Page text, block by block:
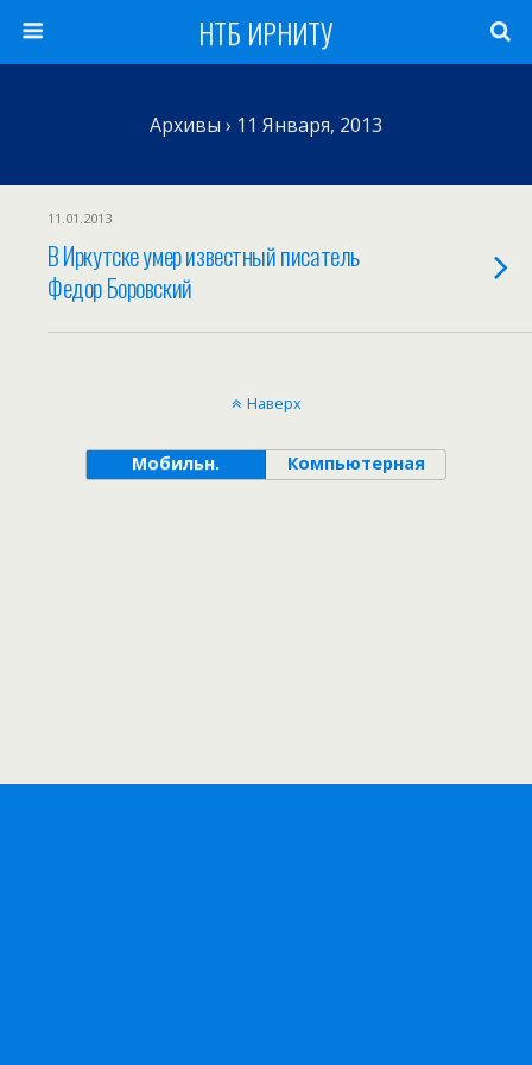
НТБ ИРНИТУ
Архивы › 11 Января, 2013
11.01.2013
В Иркутске умер известный писатель
Федор Боровский
Наверх
Мобильн. Компьютерная